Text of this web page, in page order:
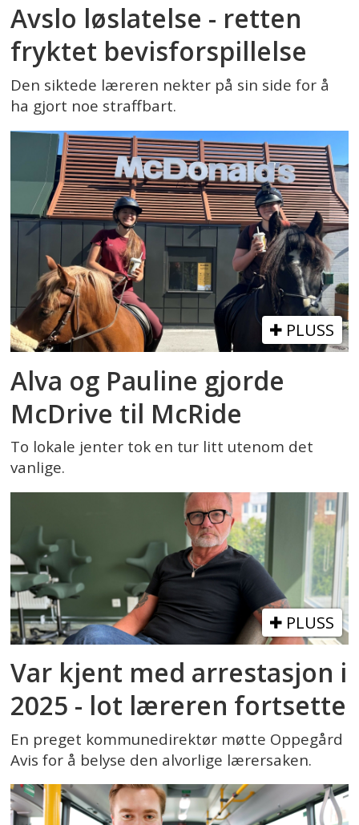
Avslo løslatelse - retten
fryktet bevisforspillelse
Den siktede læreren nekter på sin side for å
ha gjort noe straffbart.
PLUSS
Alva og Pauline gjorde
McDrive til McRide
To lokale jenter tok en tur litt utenom det
vanlige.
PLUSS
Var kjent med arrestasjon i
2025 - lot læreren fortsette
En preget kommunedirektør møtte Oppegård
Avis for å belyse den alvorlige lærersaken.